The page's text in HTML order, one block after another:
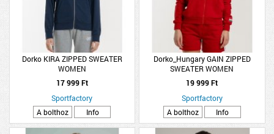
Dorko KIRA ZIPPED SWEATER
WOMEN
17 999 Ft
Sportfactory
A bolthoz
Info
Dorko_Hungary GAIN ZIPPED
SWEATER WOMEN
19 999 Ft
Sportfactory
A bolthoz
Info